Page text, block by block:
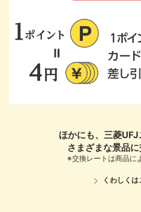
ほかにも、三菱
さまざまな景品に
※交換レートは商品に
くわしくは